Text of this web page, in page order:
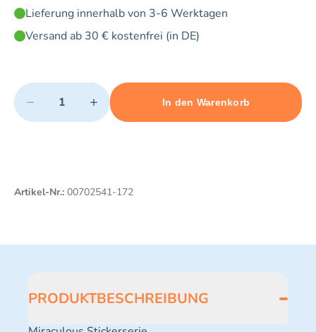
Lieferung innerhalb von 3-6 Werktagen
Versand ab 30 € kostenfrei (in DE)
Quantity
− +
Minimum quantity: 1 Maximum quantity: 5
In den Warenkorb
Add 1 item to cart
Artikel-Nr.: 00702541-172
PRODUKTBESCHREIBUNG